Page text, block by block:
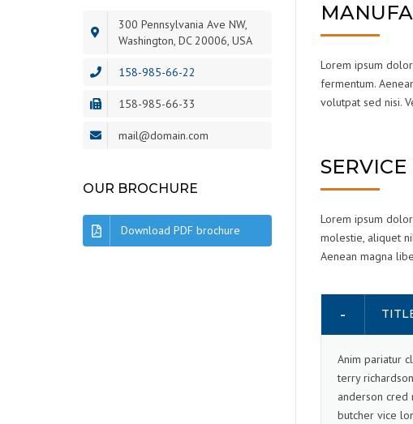
300 Pennsylvania Ave NW,
Washington, DC 20006, USA
158-985-66-22
158-985-66-33
mail@domain.com
OUR BROCHURE
Download PDF brochure
Lorem ipsum
fermentum.
volutpat sed nisi.
Lorem ipsum
molestie, aliquet
Aenean magna
Anim pariatur
terry
anderson cred
butcher vice